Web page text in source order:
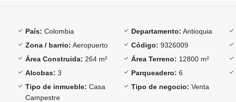
País: Colombia Departamento: Antioquia
Zona / barrio: Aeropuerto Código: 9326009
Área Construida: 264 m² Área Terreno: 12800 m²
Alcobas: 3 Parqueadero: 6
Tipo de inmueble: Casa
Campestre
Tipo de negocio: Venta